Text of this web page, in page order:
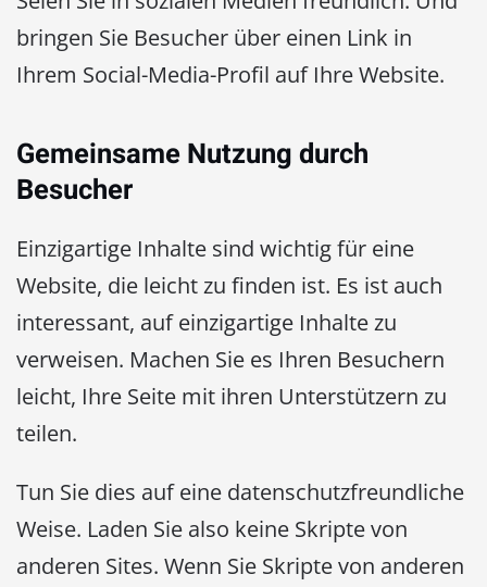
bringen Sie Besucher über einen Link in
Ihrem Social-Media-Profil auf Ihre Website.
Gemeinsame Nutzung durch
Besucher
Einzigartige Inhalte sind wichtig für eine
Website, die leicht zu finden ist. Es ist auch
interessant, auf einzigartige Inhalte zu
verweisen. Machen Sie es Ihren Besuchern
leicht, Ihre Seite mit ihren Unterstützern zu
teilen.
Tun Sie dies auf eine datenschutzfreundliche
Weise. Laden Sie also keine Skripte von
anderen Sites. Wenn Sie Skripte von anderen